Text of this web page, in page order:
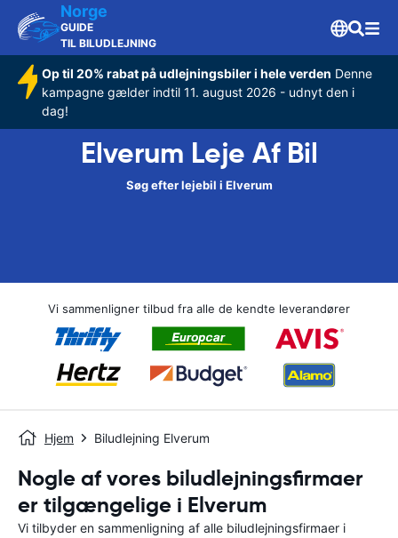
Norge
GUIDE
TIL BILUDLEJNING
Op til 20% rabat på udlejningsbiler i hele verden Denne
kampagne gælder indtil 11. august 2026 - udnyt den i
dag!
Elverum Leje Af Bil
Søg efter lejebil i Elverum
Vi sammenligner tilbud fra alle de kendte leverandører
Hjem Biludlejning Elverum
Nogle af vores biludlejningsfirmaer
er tilgængelige i Elverum
Vi tilbyder en sammenligning af alle biludlejningsfirmaer i